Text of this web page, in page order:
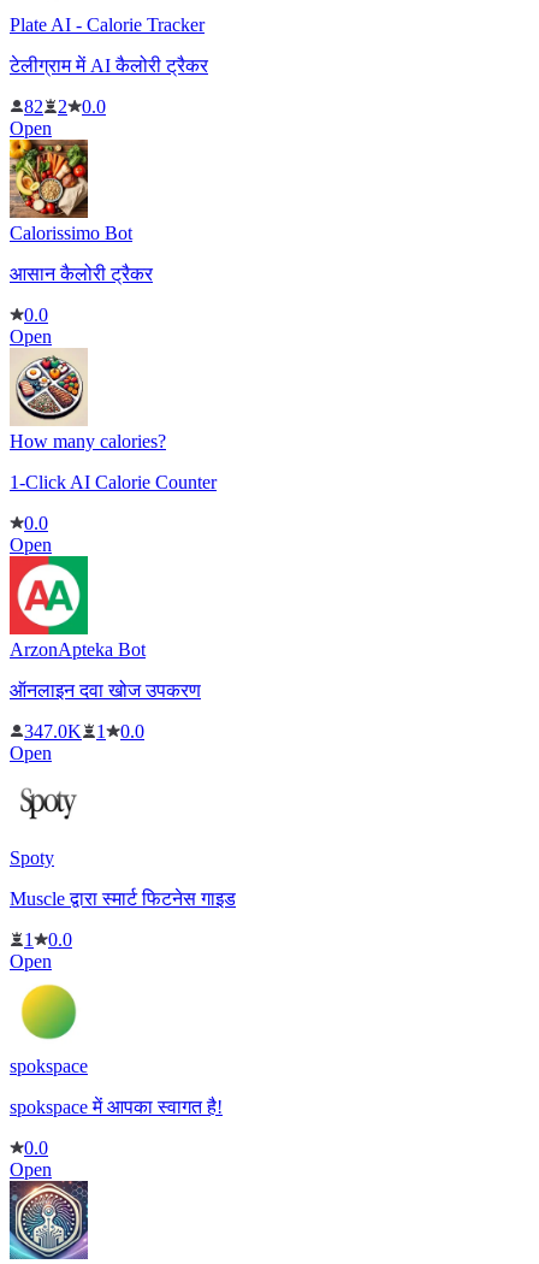
Plate AI - Calorie Tracker
टेलीग्राम में AI कैलोरी ट्रैकर
82
2
0.0
Open
Calorissimo Bot
आसान कैलोरी ट्रैकर
0.0
Open
How many calories?
1-Click AI Calorie Counter
0.0
Open
ArzonApteka Bot
ऑनलाइन दवा खोज उपकरण
347.0K
1
0.0
Open
Spoty
Muscle द्वारा स्मार्ट फिटनेस गाइड
1
0.0
Open
spokspace
spokspace में आपका स्वागत है!
0.0
Open